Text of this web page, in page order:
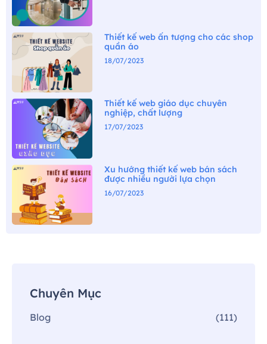
Thiết kế web ấn tượng cho các shop
quần áo
18/07/2023
Thiết kế web giáo dục chuyên
nghiệp, chất lượng
17/07/2023
Xu hướng thiết kế web bán sách
được nhiều người lựa chọn
16/07/2023
Chuyên Mục
Blog (111)